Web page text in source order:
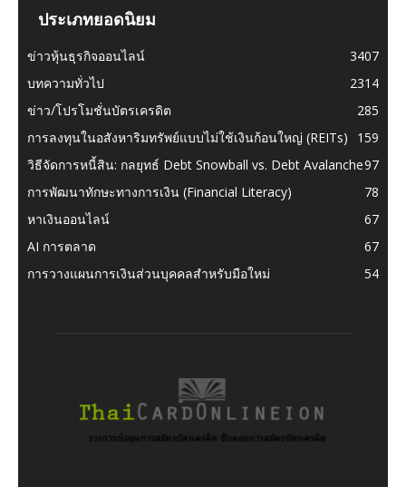
ประเภทยอดนิยม
ข่าวหุ้นธุรกิจออนไลน์
3407
บทความทั่วไป
2314
ข่าว/โปรโมชั่นบัตรเครดิต
285
การลงทุนในอสังหาริมทรัพย์แบบไม่ใช้เงินก้อนใหญ่ (REITs)
159
วิธีจัดการหนี้สิน: กลยุทธ์ Debt Snowball vs. Debt Avalanche97
การพัฒนาทักษะทางการเงิน (Financial Literacy)
78
หาเงินออนไลน์
67
AI การตลาด
67
การวางแผนการเงินส่วนบุคคลสำหรับมือใหม่
54